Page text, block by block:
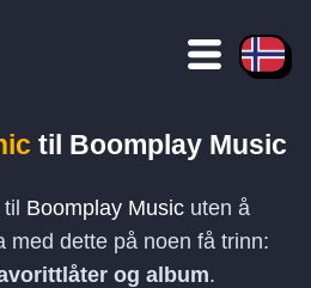
til Boomplay Music
til Boomplay Music uten å
med dette på noen få trinn:
og album.